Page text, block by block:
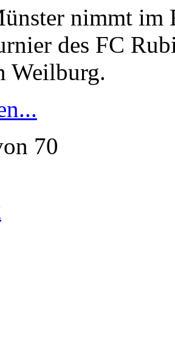
nimmt im
des FC
Weilburg.
70